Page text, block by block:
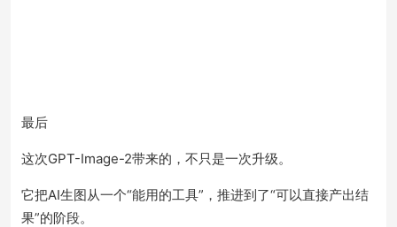
最后
这次GPT-Image-2带来的，不只是一次升级。
它把AI生图从一个“能用的工具”，推进到了“可以直接产出结
果”的阶段。